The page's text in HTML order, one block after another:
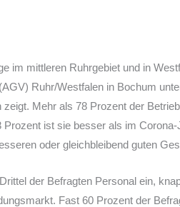
im mittleren Ruhrgebiet und in
Ruhr/Westfalen in Bochum
Mehr als 78 Prozent der
Prozent ist sie besser als im
oder gleichbleibend guten
der Befragten Personal ein,
Fast 60 Prozent der